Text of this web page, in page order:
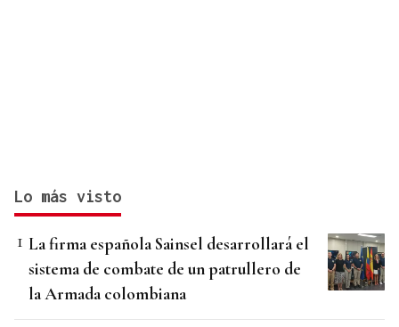
Lo más visto
La firma española Sainsel desarrollará el
sistema de combate de un patrullero de
la Armada colombiana